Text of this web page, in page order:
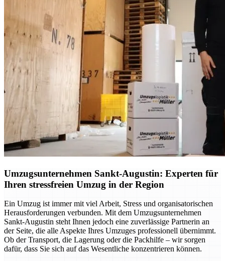
Umzugsunternehmen Sankt-Augustin: Experten für
Ihren stressfreien Umzug in der Region
Ein Umzug ist immer mit viel Arbeit, Stress und organisatorischen
Herausforderungen verbunden. Mit dem Umzugsunternehmen
Sankt-Augustin steht Ihnen jedoch eine zuverlässige Partnerin an
der Seite, die alle Aspekte Ihres Umzuges professionell übernimmt.
Ob der Transport, die Lagerung oder die Packhilfe – wir sorgen
dafür, dass Sie sich auf das Wesentliche konzentrieren können.